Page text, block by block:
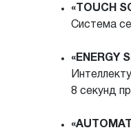
«TOUCH
Система
«ENERGY
8 секунд